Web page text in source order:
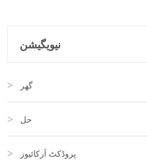
نیویگیشن
گھر
حل
پروڈکٹ آرکائیوز